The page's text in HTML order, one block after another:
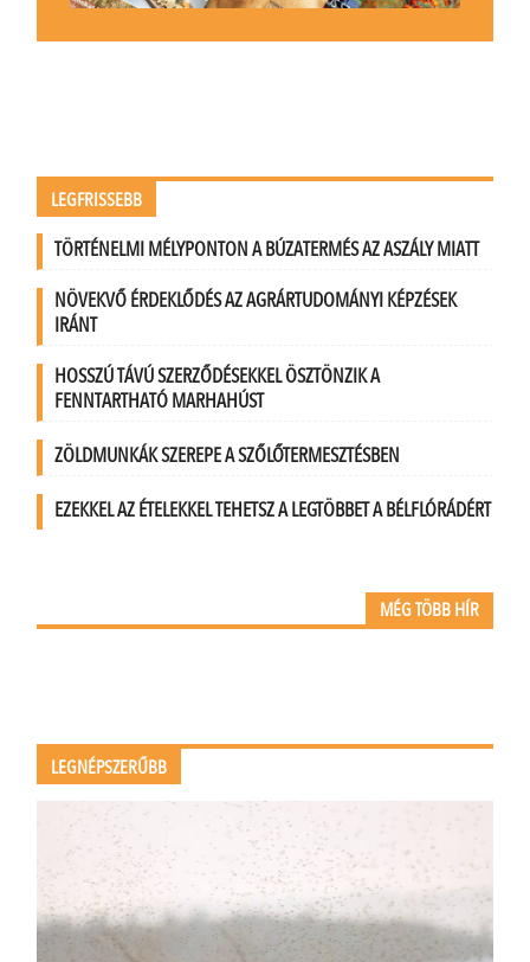
LEGFRISSEBB
TÖRTÉNELMI MÉLYPONTON A BÚZATERMÉS AZ ASZÁLY MIATT
NÖVEKVŐ ÉRDEKLŐDÉS AZ AGRÁRTUDOMÁNYI KÉPZÉSEK
IRÁNT
HOSSZÚ TÁVÚ SZERZŐDÉSEKKEL ÖSZTÖNZIK A
FENNTARTHATÓ MARHAHÚST
ZÖLDMUNKÁK SZEREPE A SZŐLŐTERMESZTÉSBEN
EZEKKEL AZ ÉTELEKKEL TEHETSZ A LEGTÖBBET A BÉLFLÓRÁDÉRT
MÉG TÖBB HÍR
LEGNÉPSZERŰBB